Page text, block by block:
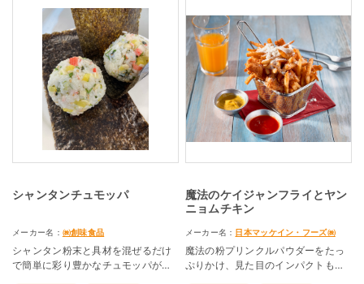
シャンタンチュモッパ
メーカー名： ㈱創味食品
シャンタン粉末と具材を混ぜるだけ
で簡単に彩り豊かなチュモッパが出
魔法のケイジャンフライとヤン
ニョムチキン
メーカー名： 日本マッケイン・フーズ㈱
魔法の粉プリンクルパウダーをたっ
ぷりかけ、見た目のインパクトも楽